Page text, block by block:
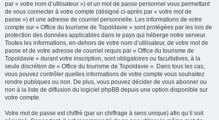
par « votre nom d’utilisateur ») et un mot de passe personnel vous permettant
de vous connecter à votre compte (désigné ci-après par « votre mot de
passe ») et une adresse de courriel personnelle. Les informations de votre
compte sur « Office du tourisme de Topoldavie » sont protégées par les lois de
protection des données applicables dans le pays qui héberge notre serveur.
Toutes les informations, en-dehors de votre nom d’utilisateur, de votre mot de
passe et de votre adresse de courriel requis par « Office du tourisme de
Topoldavie » durant votre inscription, sont obligatoires ou facultatives, à la
seule discrétion de « Office du tourisme de Topoldavie ». Dans tous les cas,
vous pouvez contrôler quelles informations de votre compte vous souhaitez
rendre publiques ou non. De plus, vous pouvez décider de vous abonner ou
non à la liste de diffusion du logiciel phpBB depuis une option disponible sur
votre compte.
Votre mot de passe est chiffré (par un chiffrage à sens unique) afin qu’il soit